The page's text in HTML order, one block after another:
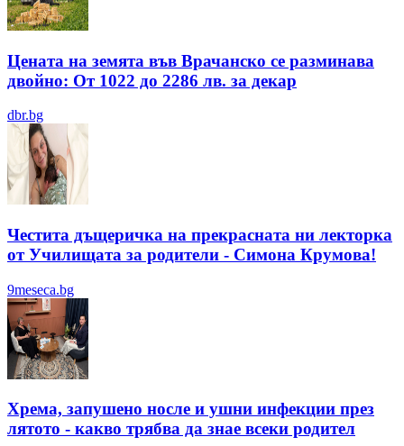
Цената на земята във Врачанско се разминава
двойно: От 1022 до 2286 лв. за декар
dbr.bg
Честита дъщеричка на прекрасната ни лекторка
от Училищата за родители - Симона Крумова!
9meseca.bg
Хрема, запушено носле и ушни инфекции през
лятотo - какво трябва да знае всеки родител